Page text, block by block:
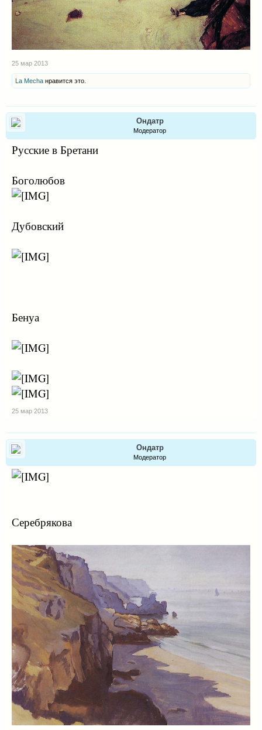
25 мар 2013
La Mecha нравится это.
Ондатр
Модератор
Русские в Бретани
Боголюбов
Дубовский
Бенуа
25 мар 2013
Ондатр
Модератор
Серебрякова